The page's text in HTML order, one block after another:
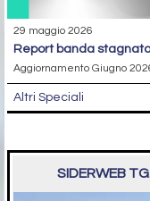
29 maggio 2026
report banda
Aggiornamento Giugno
Altri Speciali
SIDERWEB